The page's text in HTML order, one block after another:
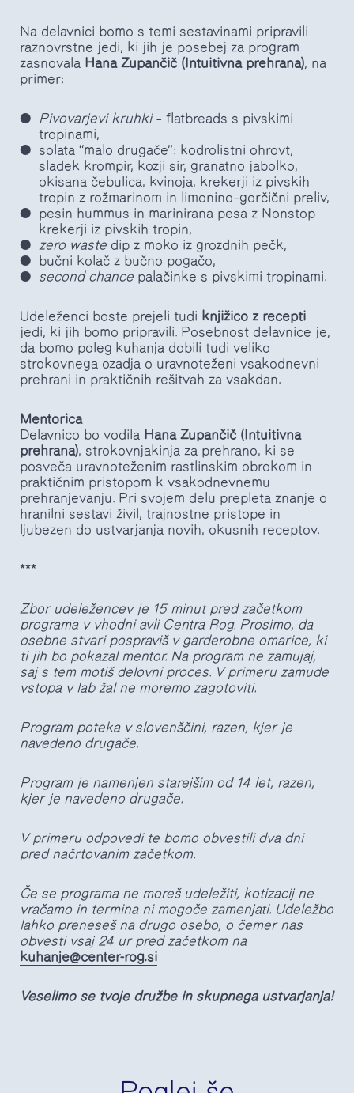
Na delavnici bomo s temi sestavinami pripravili
raznovrstne jedi, ki jih je posebej za program
zasnovala Hana Zupančič (Intuitivna prehrana), na
primer:
Pivovarjevi kruhki– flatbreads s pivskimi
tropinami,
solata “malo drugače”: kodrolistni ohrovt,
sladek krompir, kozji sir, granatno jabolko,
okisana čebulica, kvinoja, krekerji iz pivskih
tropin z rožmarinom in limonino–gorčični preliv,
pesin hummus in marinirana pesa z Nonstop
krekerji iz pivskih tropin,
zero waste dip z moko iz grozdnih pečk,
bučni kolač z bučno pogačo,
second chance palačinke s pivskimi tropinami.
Udeleženci boste prejeli tudi knjižico z recepti
jedi, ki jih bomo pripravili. Posebnost delavnice je,
da bomo poleg kuhanja dobili tudi veliko
strokovnega ozadja o uravnoteženi vsakodnevni
prehrani in praktičnih rešitvah za vsakdan.
Mentorica
Delavnico bo vodila Hana Zupančič (Intuitivna
prehrana), strokovnjakinja za prehrano, ki se
posveča uravnoteženim rastlinskim obrokom in
praktičnim pristopom k vsakodnevnemu
prehranjevanju. Pri svojem delu prepleta znanje o
hranilni sestavi živil, trajnostne pristope in
ljubezen do ustvarjanja novih, okusnih receptov.
***
Zbor udeležencev je 15 minut pred začetkom
programa v vhodni avli Centra Rog. Prosimo, da
osebne stvari pospraviš v garderobne omarice, ki
ti jih bo pokazal mentor. Na program ne zamujaj,
saj s tem motiš delovni proces. V primeru zamude
vstopa v lab žal ne moremo zagotoviti.
Program poteka v slovenščini, razen, kjer je
navedeno drugače.
Program je namenjen starejšim od 14 let, razen,
kjer je navedeno drugače.
V primeru odpovedi te bomo obvestili dva dni
pred načrtovanim začetkom.
Če se programa ne moreš udeležiti, kotizacij ne
vračamo in termina ni mogoče zamenjati. Udeležbo
lahko preneseš na drugo osebo, o čemer nas
obvesti vsaj 24 ur pred začetkom na
kuhanje@center-rog.si
Veselimo se tvoje družbe in skupnega ustvarjanja!